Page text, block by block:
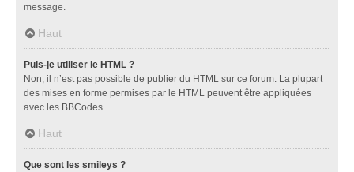
message.
Haut
Puis-je utiliser le HTML ?
Non, il n’est pas possible de publier du HTML sur ce forum. La plupart
des mises en forme permises par le HTML peuvent être appliquées
avec les BBCodes.
Haut
Que sont les smileys ?